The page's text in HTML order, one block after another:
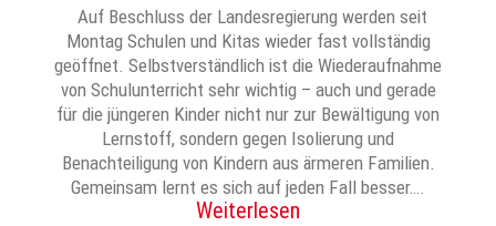
Auf Beschluss der Landesregierung werden seit
Montag Schulen und Kitas wieder fast vollständig
geöffnet. Selbstverständlich ist die Wiederaufnahme
von Schulunterricht sehr wichtig – auch und gerade
für die jüngeren Kinder nicht nur zur Bewältigung von
Lernstoff, sondern gegen Isolierung und
Benachteiligung von Kindern aus ärmeren Familien.
Gemeinsam lernt es sich auf jeden Fall besser….
Weiterlesen